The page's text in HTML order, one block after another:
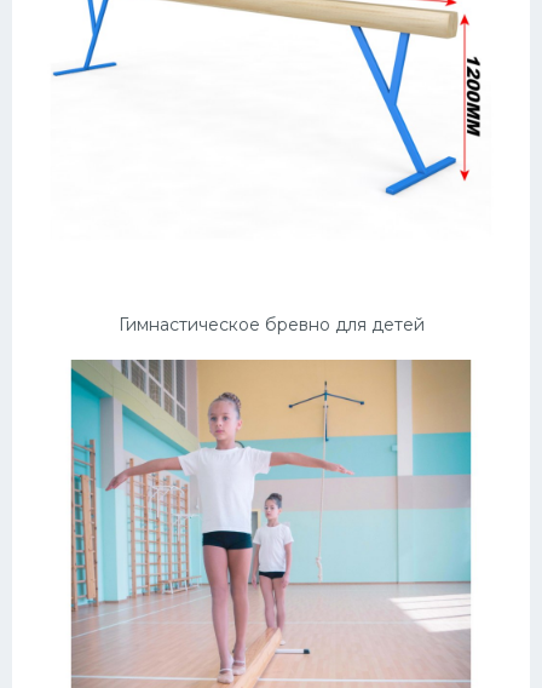
Гимнастическое бревно для детей